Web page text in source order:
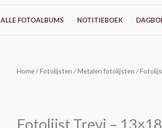
ALLE FOTOALBUMS NOTITIEBOEK
Home/Fotolijsten /Metalen fotolijsten /
Fotolijst Trevi –
Fotolijst
cm